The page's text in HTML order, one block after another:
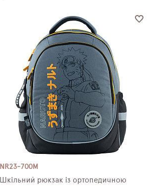
NR23-700M
Шкільний рюкзак із ортопедичною